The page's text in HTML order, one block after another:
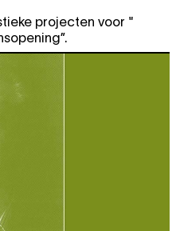
projecten voor "